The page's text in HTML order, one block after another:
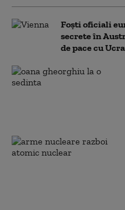
Foști oficiali
secrete în
de pace cu